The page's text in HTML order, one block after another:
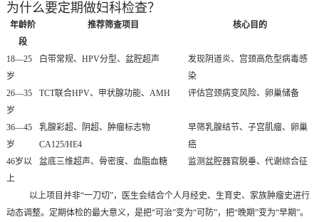
为什么要定期做妇科检查？
年龄阶
段
推荐筛查项目 核心目的
18—25
岁
白带常规、HPV分型、盆腔超声
发现阴道炎、宫颈高危型病毒感
染
26—35
岁
TCT联合HPV、甲状腺功能、AMH 评估宫颈病变风险、卵巢储备
36—45
岁
乳腺彩超、阴超、肿瘤标志物
CA125/HE4
早筛乳腺结节、子宫肌瘤、卵巢
癌
46岁以
上
盆底三维超声、骨密度、血脂血糖 监测盆腔器官脱垂、代谢综合征
以上项目并非“一刀切”，医生会结合个人月经史、生育史、家族肿瘤史进行
动态调整。定期体检的最大意义，是把“可治”变为“可防”，把“晚期”变为“早期”。